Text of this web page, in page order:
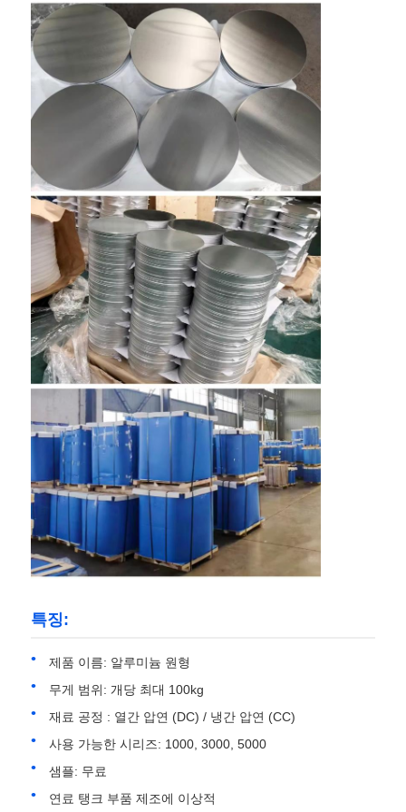
홈
제품
회사 소개
공장 견학
품질 관리
문의하기
뉴스
사례
견적 요청
알루미늄 포일 롤
특징:
제품 이름: 알루미늄 원형
무게 범위: 개당 최대 100kg
재료 공정 : 열간 압연 (DC) / 냉간 압연 (CC)
사용 가능한 시리즈: 1000, 3000, 5000
샘플: 무료
연료 탱크 부품 제조에 이상적